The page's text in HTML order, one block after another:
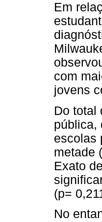
Em
com
jovens
Do total
pública,
escolas
metade
Exato
(p=
No